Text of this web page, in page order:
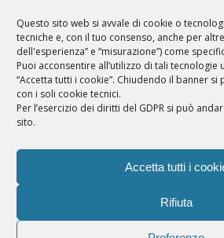
Questo sito web si avvale di cookie o
tecniche e, con il tuo consenso, anche per
dell'esperienza” e “misurazione”) come
Puoi acconsentire all’utilizzo di tali tecnologie
“Accetta tutti i cookie”. Chiudendo il banner si
con i soli cookie tecnici.
Per l’esercizio dei diritti del GDPR si può
sito.
Accetta tutti i
Rifiuta